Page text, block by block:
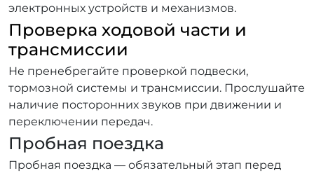
электронных устройств и механизмов.
Проверка ходовой части и
трансмиссии
Не пренебрегайте проверкой подвески,
тормозной системы и трансмиссии. Прослушайте
наличие посторонних звуков при движении и
переключении передач.
Пробная поездка
Пробная поездка — обязательный этап перед